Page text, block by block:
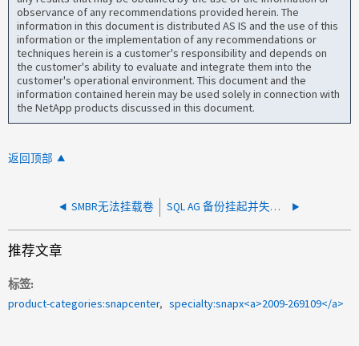
observance of any recommendations provided herein. The
information in this document is distributed AS IS and the use of this
information or the implementation of any recommendations or
techniques herein is a customer's responsibility and depends on
the customer's ability to evaluate and integrate them into the
customer's operational environment. This document and the
information contained herein may be used solely in connection with
the NetApp products discussed in this document.
返回顶部
SMBR无法挂载卷 SQL AG 备份挂起并失败并发出警报
推荐文章
标签
product-categories:snapcenter
specialty:snapx<a>2009-269109</a>